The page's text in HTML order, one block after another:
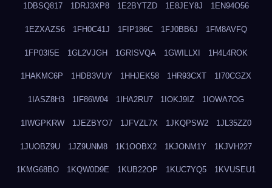
1DBSQ817 1DRJ3XP8 1E2BYTZD 1E8JEY8J 1EN94O56
1EZXAZS6 1FH0C41J 1FIP186C 1FJ0BB6J 1FM8AVFQ
1FP03I5E 1GL2VJGH 1GRISVQA 1GWILLXI 1H4L4ROK
1HAKMC6P 1HDB3VUY 1HHJEK58 1HR93CXT 1I70CGZX
1IASZ8H3 1IF86W04 1IHA2RU7 1IOKJ9IZ 1IOWA7OG
1IWGPKRW 1JEZBYO7 1JFVZL7X 1JKQPSW2 1JL35ZZ0
1JUOBZ9U 1JZ9UNM8 1K1OOBX2 1KJONM1Y 1KJVH227
1KMG68BO 1KQW0D9E 1KUB22OP 1KUC7YQ5 1KVUSEU1